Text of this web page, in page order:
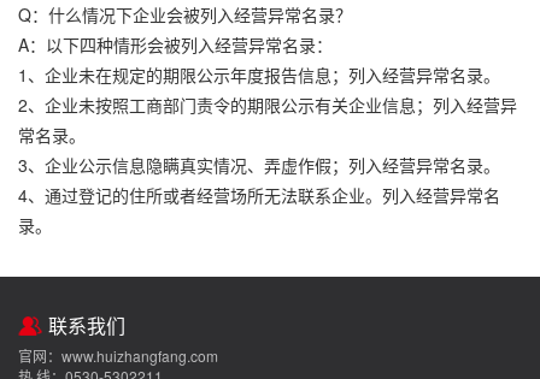
Q：什么情况下企业会被列入经营异常名录？
A：以下四种情形会被列入经营异常名录：
1、企业未在规定的期限公示年度报告信息；列入经营异常名录。
2、企业未按照工商部门责令的期限公示有关企业信息；列入经营异
常名录。
3、企业公示信息隐瞒真实情况、弄虚作假；列入经营异常名录。
4、通过登记的住所或者经营场所无法联系企业。列入经营异常名
录。
联系我们
官网： www.huizhangfang.com